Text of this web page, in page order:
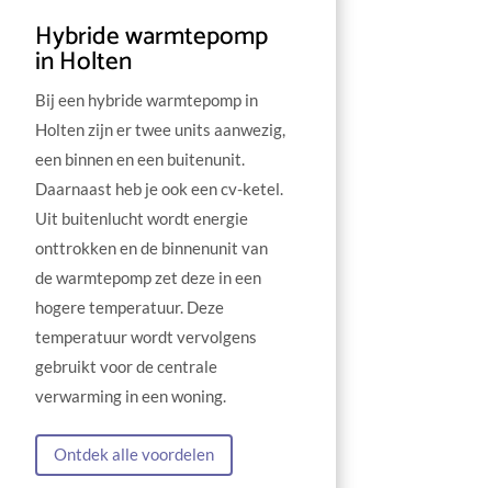
Hybride warmtepomp
in Holten
Bij een hybride warmtepomp in
Holten zijn er twee units aanwezig,
een binnen en een buitenunit.
Daarnaast heb je ook een cv-ketel.
Uit buitenlucht wordt energie
onttrokken en de binnenunit van
de warmtepomp zet deze in een
hogere temperatuur. Deze
temperatuur wordt vervolgens
gebruikt voor de centrale
verwarming in een woning.
Ontdek alle voordelen